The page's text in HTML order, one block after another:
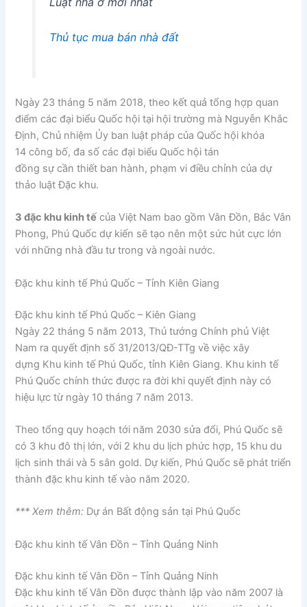
Thủ tục mua bán nhà đất
Ngày 23 tháng 5 năm 2018, theo kết quả tổng hợp quan
điểm các đại biểu Quốc hội tại hội trường mà Nguyễn Khắc
Định, Chủ nhiệm Ủy ban luật pháp của Quốc hội khóa
14 công bố, đa số các đại biểu Quốc hội tán
đồng sự cần thiết ban hành, phạm vi điều chỉnh của dự
thảo luật Đặc khu.
3 đặc khu kinh tế của Việt Nam bao gồm Vân Đồn, Bắc Vân
Phong, Phú Quốc dự kiến sẽ tạo nên một sức hút cực lớn
với những nhà đầu tư trong và ngoài nước.
Đặc khu kinh tế Phú Quốc – Tỉnh Kiên Giang
Đặc khu kinh tế Phú Quốc – Kiên Giang
Ngày 22 tháng 5 năm 2013, Thủ tướng Chính phủ Việt
Nam ra quyết định số 31/2013/QĐ-TTg về việc xây
dựng Khu kinh tế Phú Quốc, tỉnh Kiên Giang. Khu kinh tế
Phú Quốc chính thức được ra đời khi quyết định này có
hiệu lực từ ngày 10 tháng 7 năm 2013.
Theo tổng quy hoạch tới năm 2030 sửa đổi, Phú Quốc sẽ
có 3 khu đô thị lớn, với 2 khu du lịch phức hợp, 15 khu du
lịch sinh thái và 5 sân gold. Dự kiến, Phú Quốc sẽ phát triển
thành đặc khu kinh tế vào năm 2020.
*** Xem thêm: Dự án Bất động sản tại Phú Quốc
Đặc khu kinh tế Vân Đồn – Tỉnh Quảng Ninh
Đặc khu kinh tế Vân Đồn – Tỉnh Quảng Ninh
Đặc khu kinh tế Vân Đồn được thành lập vào năm 2007 là